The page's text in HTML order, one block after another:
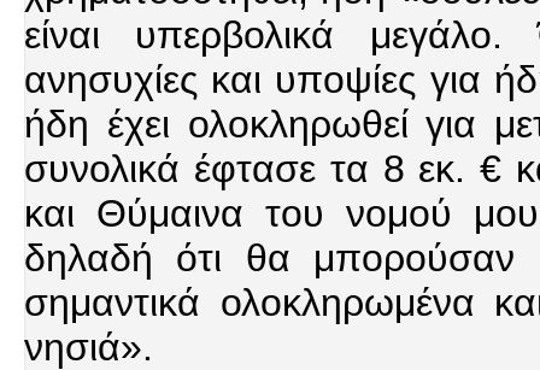
είναι υπερβολικά
ανησυχίες και υποψίες για
ήδη έχει ολοκληρωθεί για
συνολικά έφτασε τα 8 εκ. €
και Θύμαινα του νομού
δηλαδή ότι θα μπορούσαν
σημαντικά ολοκληρωμένα
νησιά».